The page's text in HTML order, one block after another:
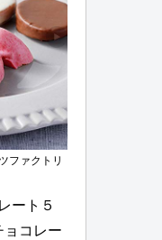
ファクトリ
ート５
コレー